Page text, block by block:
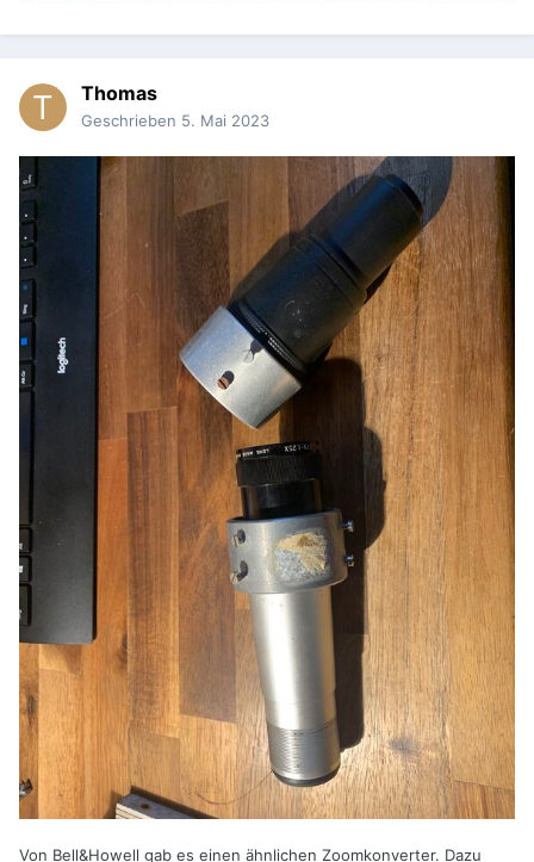
Thomas
Geschrieben 5. Mai 2023
Von Bell&Howell gab es einen ähnlichen Zoomkonverter. Dazu